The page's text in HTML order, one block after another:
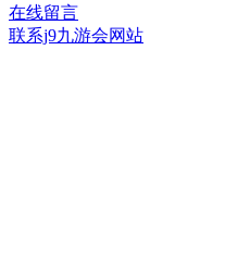
在线留言
联系j9九游会网站